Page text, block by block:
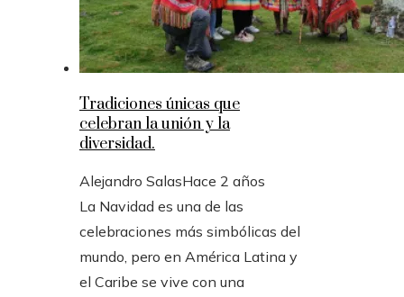
Tradiciones únicas que
celebran la unión y la
diversidad.
Alejandro SalasHace 2 años
La Navidad es una de las
celebraciones más simbólicas del
mundo, pero en América Latina y
el Caribe se vive con una